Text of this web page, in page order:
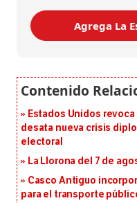
Agrega La
Estados Unidos
desata nueva crisis
electoral
La Llorona del 7 de
Casco Antiguo
para el transporte